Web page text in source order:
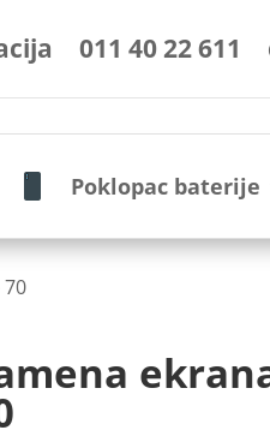
011 40 22 611
Poklopac baterije